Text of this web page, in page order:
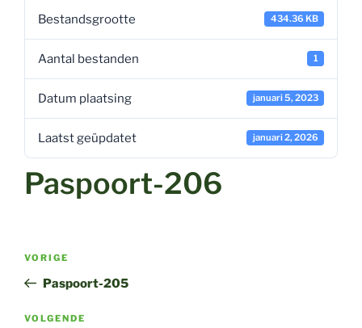
Bestandsgrootte 434.36 KB
Aantal bestanden 1
Datum plaatsing januari 5, 2023
Laatst geüpdatet januari 2, 2026
Paspoort-206
Vorig
bericht
VORIGE
Paspoort-205
Volgend
VOLGENDE